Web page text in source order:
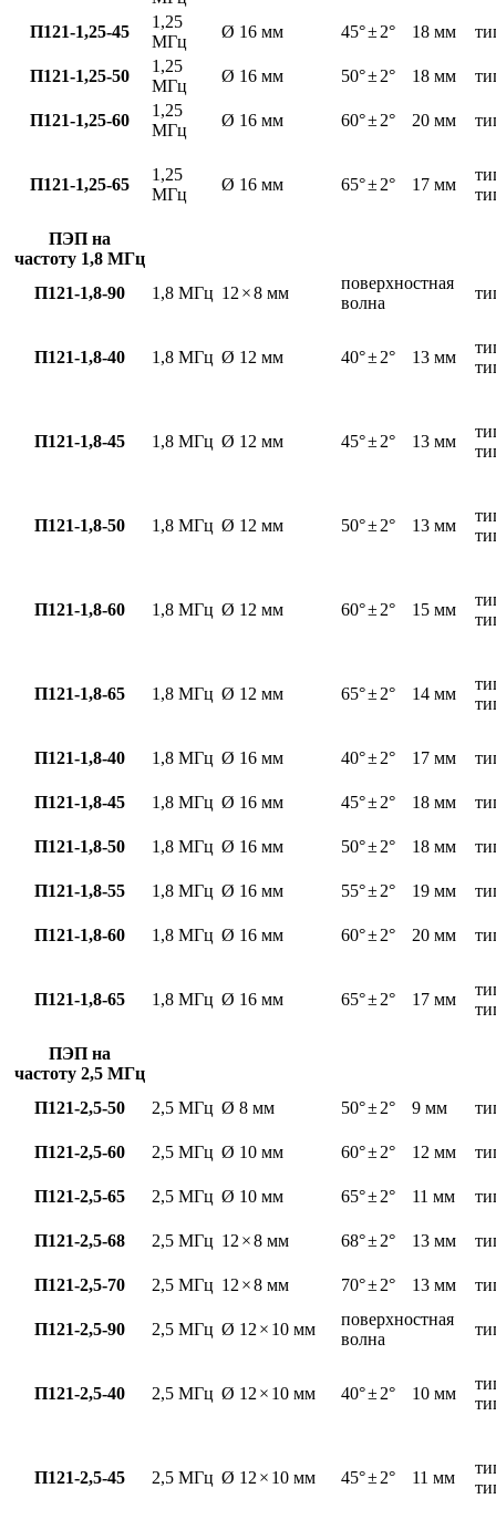
П121-1,25-45
1,25
МГц
Ø 16 мм 45°± 2° 18 мм
П121-1,25-50
1,25
МГц
Ø 16 мм 50°± 2° 18 мм
П121-1,25-60
1,25
МГц
Ø 16 мм 60°± 2° 20 мм
П121-1,25-65
1,25
МГц
Ø 16 мм 65°± 2° 17 мм
ПЭП на
частоту 1,8 МГц
П121-1,8-90
1,8 МГц 12 ×8 мм
поверхностная
волна
П121-1,8-40 1,8 МГц Ø 12 мм 40°± 2° 13 мм
П121-1,8-45 1,8 МГц Ø 12 мм 45°± 2° 13 мм
П121-1,8-50 1,8 МГц Ø 12 мм 50°± 2° 13 мм
П121-1,8-60 1,8 МГц Ø 12 мм 60°± 2° 15 мм
П121-1,8-65 1,8 МГц Ø 12 мм 65°± 2° 14 мм
П121-1,8-40 1,8 МГц Ø 16 мм 40°± 2° 17 мм
П121-1,8-45 1,8 МГц Ø 16 мм 45°± 2° 18 мм
П121-1,8-50 1,8 МГц Ø 16 мм 50°± 2° 18 мм
П121-1,8-55 1,8 МГц Ø 16 мм 55°± 2° 19 мм
П121-1,8-60 1,8 МГц Ø 16 мм 60°± 2° 20 мм
П121-1,8-65 1,8 МГц Ø 16 мм 65°± 2° 17 мм
ПЭП на
частоту 2,5 МГц
П121-2,5-50
2,5 МГц Ø 8 мм 50°± 2° 9 мм
П121-2,5-60 2,5 МГц Ø 10 мм 60°± 2° 12 мм
П121-2,5-65 2,5 МГц Ø 10 мм 65°± 2° 11 мм
П121-2,5-68 2,5 МГц 12 ×8 мм 68°± 2° 13 мм
П121-2,5-70 2,5 МГц 12 ×8 мм 70°± 2° 13 мм
П121-2,5-90 2,5 МГц Ø 12 × 10 мм
поверхностная
волна
П121-2,5-40 2,5 МГц Ø 12 × 10 мм 40°± 2° 10 мм
П121-2,5-45 2,5 МГц Ø 12 × 10 мм 45°± 2° 11 мм